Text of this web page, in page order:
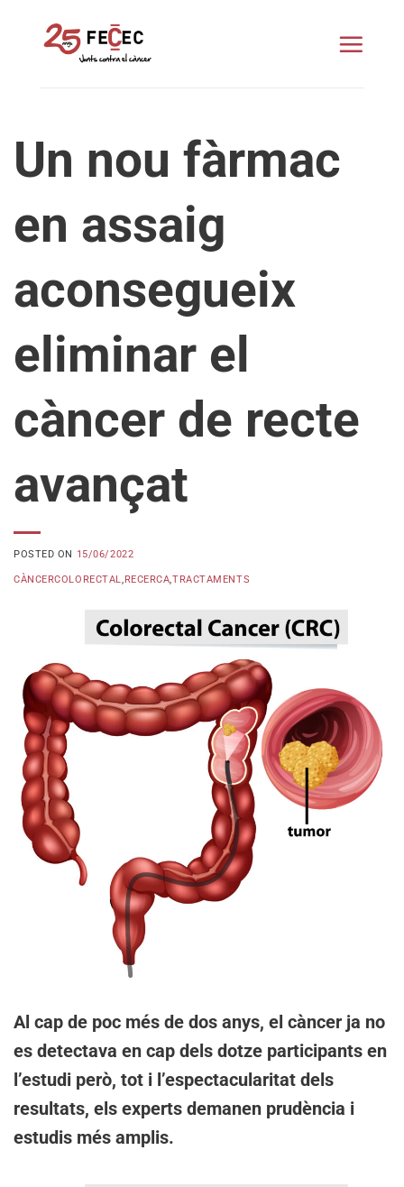
Un nou fàrmac
en assaig
aconsegueix
eliminar el
càncer de recte
avançat
POSTED ON 15/06/2022
CÀNCERCOLORECTAL,RECERCA,TRACTAMENTS
Al cap de poc més de dos anys, el càncer ja no
es detectava en cap dels dotze participants en
l’estudi però, tot i l’espectacularitat dels
resultats, els experts demanen prudència i
estudis més amplis.